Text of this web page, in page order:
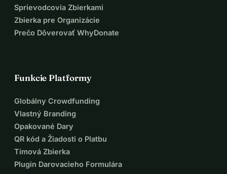
Sprievodcovia Zbierkami
Zbierka pre Organizácie
Prečo Dôverovať WhyDonate
Funkcie Platformy
Globálny Crowdfunding
Vlastný Branding
Opakované Dary
QR kód a Žiadosti o Platbu
Tímová Zbierka
Plugin Darovacieho Formulára